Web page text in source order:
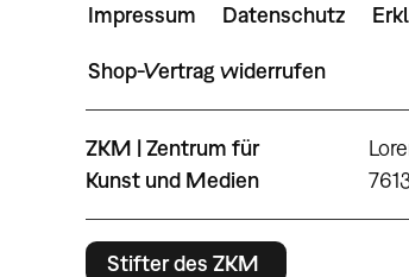
Impressum Datenschutz
Shop-Vertrag widerrufen
ZKM | Zentrum für
Kunst und Medien
Stifter des ZKM